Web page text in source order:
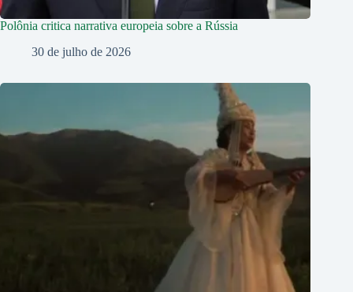
Polônia critica narrativa europeia sobre a Rússia
30 de julho de 2026